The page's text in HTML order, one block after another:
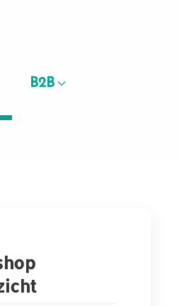
B2B